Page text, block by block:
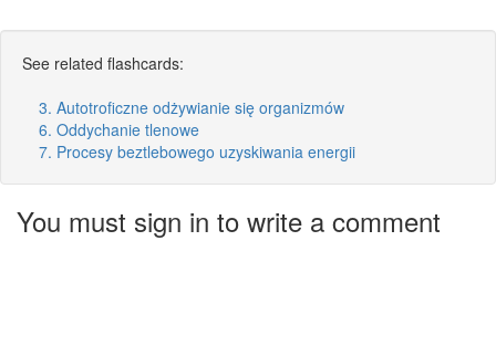
See related flashcards:
3. Autotroficzne odżywianie się organizmów
6. Oddychanie tlenowe
7. Procesy beztlebowego uzyskiwania energii
You must sign in to write a comment